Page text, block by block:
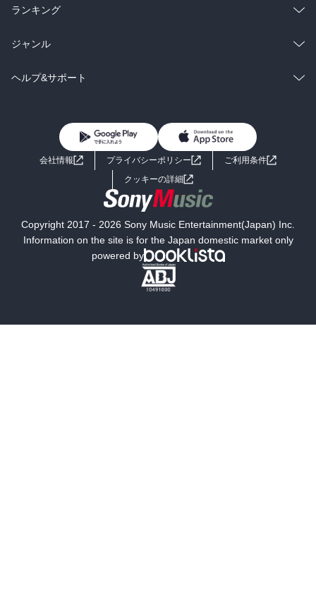
雑誌・グラビア
BL・TL
ラノベ
雑誌・グラビア
BL・TL
総合
ラノベ
雑誌・グラビア
ランキング
総合
ラノベ
ジャンル
コミック
ライトノベル 男子向けラノベ
小説
海外小説
ミステリー SF
文学
ヘルプ&サポート
よくあるご質問 お問い合わせ
会社情報 プライバシーポリシー
ご利用条件
クッキーの詳細
Copyright 2017 - 2026 Sony Music Entertainment(Japan) Inc.
Information on the site is for the Japan domestic market only
powered by